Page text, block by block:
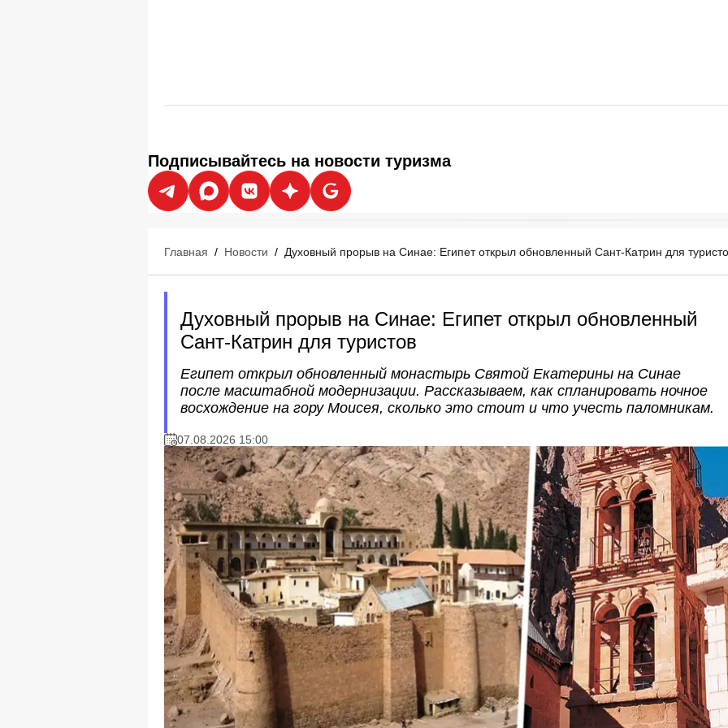
Подписывайтесь на новости туризма
Главная / Новости / Духовный прорыв на Синае: Египет открыл обновленный Сант-Катрин для
Духовный прорыв на Синае: Египет открыл обновленный
Сант-Катрин для туристов
Египет открыл обновленный монастырь Святой Екатерины на Синае
после масштабной модернизации. Рассказываем, как спланировать ночное
восхождение на гору Моисея, сколько это стоит и что учесть паломникам.
07.08.2026 15:00